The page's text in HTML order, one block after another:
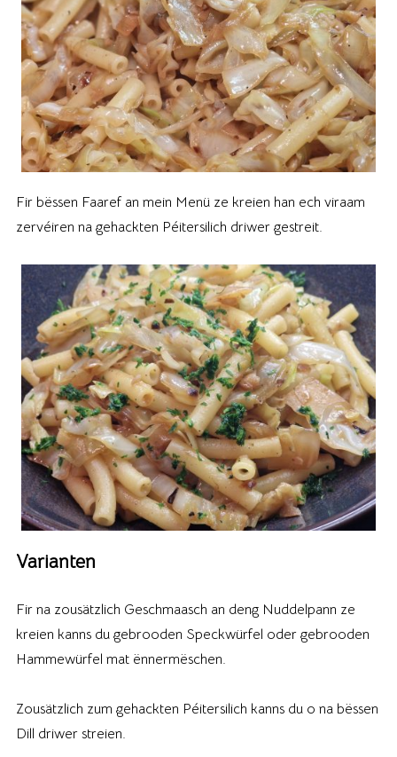
Fir bëssen Faaref an mein Menü ze kreien han ech viraam
zervéiren na gehackten Péitersilich driwer gestreit.
Varianten
Fir na zousätzlich Geschmaasch an deng Nuddelpann ze
kreien kanns du gebrooden Speckwürfel oder gebrooden
Hammewürfel mat ënnermëschen.
Zousätzlich zum gehackten Péitersilich kanns du o na bëssen
Dill driwer streien.